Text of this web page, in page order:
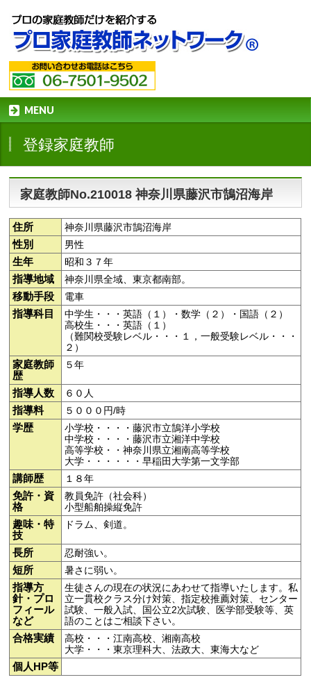
MENU
登録家庭教師
家庭教師No.210018 神奈川県藤沢市鵠沼海岸
住所 神奈川県藤沢市鵠沼海岸
性別 男性
生年 昭和３７年
指導地域 神奈川県全域、東京都南部。
移動手段 電車
指導科目
中学生・・・英語（１）・数学（２）・国語（２）
高校生・・・英語（１）
（難関校受験レベル・・・１，一般受験レベル・・・
２）
家庭教師
歴
５年
指導人数 ６０人
指導料 ５０００円/時
学歴
小学校・・・・藤沢市立鵠洋小学校
中学校・・・・藤沢市立湘洋中学校
高等学校・・神奈川県立湘南高等学校
大学・・・・・・早稲田大学第一文学部
講師歴 １８年
免許・資
格
教員免許（社会科）
小型船舶操縦免許
趣味・特
技
ドラム、剣道。
長所 忍耐強い。
短所 暑さに弱い。
指導方
針・プロ
フィール
など
生徒さんの現在の状況にあわせて指導いたします。私
立一貫校クラス分け対策、指定校推薦対策、センター
試験、一般入試、国公立2次試験、医学部受験等、英
語のことはご相談下さい。
合格実績
高校・・・江南高校、湘南高校
大学・・・東京理科大、法政大、東海大など
個人HP等